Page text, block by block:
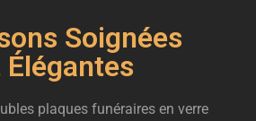
Soignées
Élégantes
plaques funéraires en verre